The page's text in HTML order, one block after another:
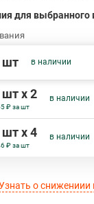
для выбранного
шт в наличии
шт х 2
₽ за шт
в наличии
шт х 4
₽ за шт
в наличии
о снижениии